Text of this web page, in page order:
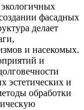
фасадных
делает
и насекомых.
и
эстетических и
обработки